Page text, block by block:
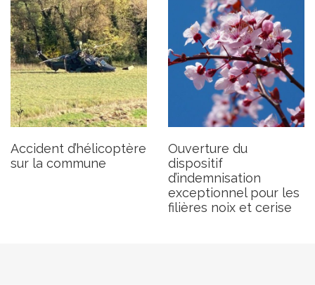
Accident d’hélicoptère
sur la commune
Ouverture du
dispositif
d’indemnisation
exceptionnel pour les
filières noix et cerise